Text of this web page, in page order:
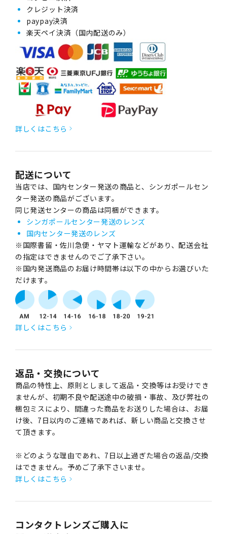
クレジット決済
paypay決済
楽天ペイ決済（国内配送のみ）
詳しくはこちら
配送について
当店では、国内センター発送の商品と、シンガポールセン
ター発送の商品がございます。
同じ発送センターの商品は同梱ができます。
シンガポールセンター発送のレンズ
国内センター発送のレンズ
※国際書留・佐川急便・ヤマト運輸などがあり、配送会社
の指定はできませんのでご了承下さい。
※国内発送商品のお届け時間帯は以下の中からお選びいた
だけます。
詳しくはこちら
返品・交換について
商品の特性上、原則としまして返品・交換等はお受けでき
ませんが、初期不良や配送途中の破損・事故、及び弊社の
梱包ミスにより、間違った商品をお送りした場合は、お届
け後、7日以内のご連絡であれば、新しい商品と交換させ
て頂きます。
※どのような理由であれ、7日以上過ぎた場合の返品/交換
はできません。予めご了承下さいませ。
詳しくはこちら
コンタクトレンズご購入に